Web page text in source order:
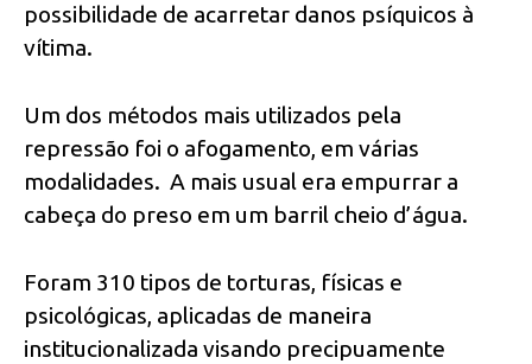
possibilidade de acarretar danos psíquicos à
vítima.
Um dos métodos mais utilizados pela
repressão foi o afogamento, em várias
modalidades. A mais usual era empurrar a
cabeça do preso em um barril cheio d’água.
Foram 310 tipos de torturas, físicas e
psicológicas, aplicadas de maneira
institucionalizada visando precipuamente